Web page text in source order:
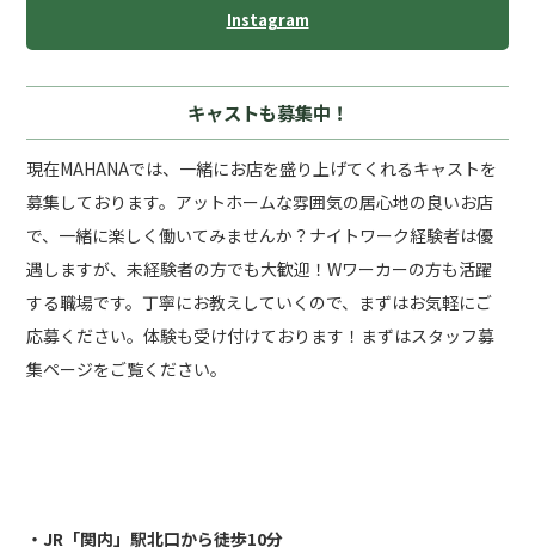
Instagram
キャストも募集中！
現在MAHANAでは、一緒にお店を盛り上げてくれるキャストを
募集しております。アットホームな雰囲気の居心地の良いお店
で、一緒に楽しく働いてみませんか？ナイトワーク経験者は優
遇しますが、未経験者の方でも大歓迎！Wワーカーの方も活躍
する職場です。丁寧にお教えしていくので、まずはお気軽にご
応募ください。体験も受け付けております！まずはスタッフ募
集ページをご覧ください。
・JR「関内」駅北口から徒歩10分